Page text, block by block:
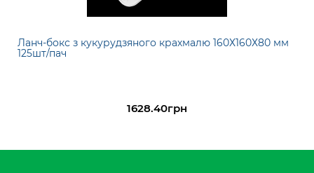
Ланч-бокс з кукурудзяного крахмалю 160Х160Х80 мм
125шт/пач
1628.40грн